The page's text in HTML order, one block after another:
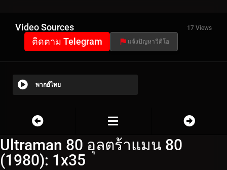
Video Sources 17 Views
ติดตาม Telegram แจ้งปัญหาวีดีโอ
พากย์ไทย
Ultraman 80 อุลตร้าแมน 80
(1980): 1x35